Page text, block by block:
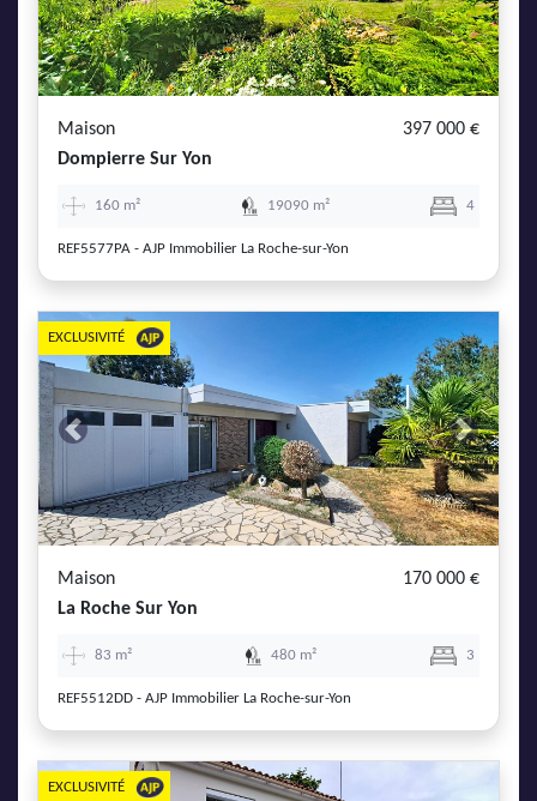
Maison
397 000 €
Dompierre Sur Yon
160 m² 19090 m² 4
REF5577PA - AJP Immobilier La Roche-sur-Yon
Previous Next
EXCLUSIVITÉ
Maison
170 000 €
La Roche Sur Yon
83 m² 480 m² 3
REF5512DD - AJP Immobilier La Roche-sur-Yon
EXCLUSIVITÉ